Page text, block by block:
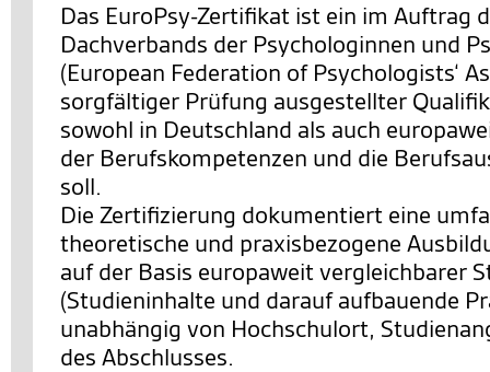
Das EuroPsy-Zertifikat ist ein im Auftrag
Dachverbands der Psychologinnen und
(European Federation of Psychologists‘
sorgfältiger Prüfung ausgestellter
sowohl in Deutschland als auch
der Berufskompetenzen und die
soll.
Die Zertifizierung dokumentiert eine
theoretische und praxisbezogene
auf der Basis europaweit vergleichbarer
(Studieninhalte und darauf aufbauende
unabhängig von Hochschulort,
des Abschlusses.